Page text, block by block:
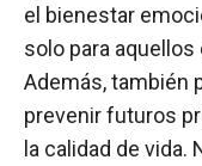
el bienestar
solo para
Además, también
prevenir futuros
la calidad de vida.